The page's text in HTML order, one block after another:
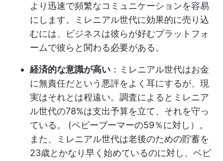
より迅速で頻繁なコミュニケーションを容易
にします。ミレニアル世代に効果的に売り込
むには、ビジネスは彼らが好むプラットフォ
ームで彼らと関わる必要がある。
経済的な意識が高い ：ミレニアル世代はお金
に無責任だという悪評をよく耳にするが、現
実はそれとは程遠い。調査によると ミレニア
ル世代の78%は支出予算を立て、それを守っ
ている。
(ベビーブーマーの59％に対し）。
また、ミレニアル世代は老後のための貯蓄を
23歳とかなり早く始めているのに対し、ベビ